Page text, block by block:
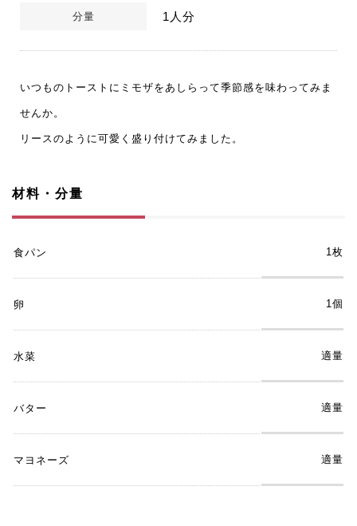
分量 1人分
いつものトーストにミモザをあしらって季節感を味わってみま
せんか。
リースのように可愛く盛り付けてみました。
材料・分量
食パン 1枚
卵 1個
水菜 適量
バター 適量
マヨネーズ 適量